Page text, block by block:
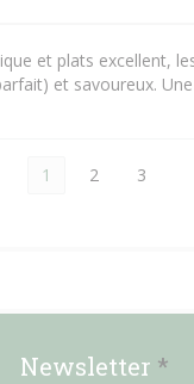
et plats excellent,
et savoureux.
1 2 3
Newsletter *